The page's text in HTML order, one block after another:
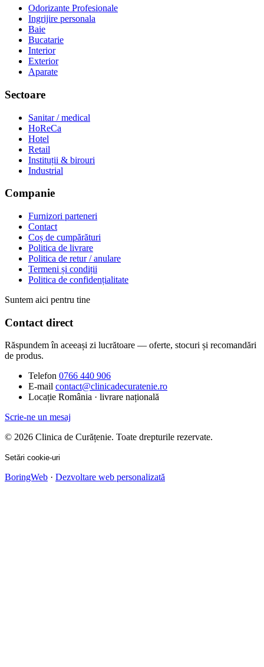
Odorizante Profesionale
Ingrijire personala
Baie
Bucatarie
Interior
Exterior
Aparate
Sectoare
Sanitar / medical
HoReCa
Hotel
Retail
Instituții & birouri
Industrial
Companie
Furnizori parteneri
Contact
Coș de cumpărături
Politica de livrare
Politica de retur / anulare
Termeni și condiții
Politica de confidențialitate
Suntem aici pentru tine
Contact direct
Răspundem în aceeași zi lucrătoare — oferte, stocuri și recomandări
de produs.
Telefon 0766 440 906
E-mail contact@clinicadecuratenie.ro
Locație România · livrare națională
Scrie-ne un mesaj
© 2026 Clinica de Curățenie. Toate drepturile rezervate.
Setări cookie-uri
BoringWeb · Dezvoltare web personalizată